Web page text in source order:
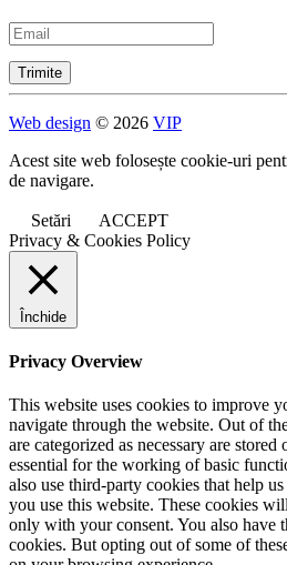
Web design © 2026 VIP
Acest site web folosește cookie-uri
de navigare.
Setări
ACCEPT
Privacy & Cookies Policy
Închide
Privacy Overview
This website uses cookies to improve
navigate through the website. Out of
are categorized as necessary are
essential for the working of basic
also use third-party cookies that help
you use this website. These cookies
only with your consent. You also have
cookies. But opting out of some of